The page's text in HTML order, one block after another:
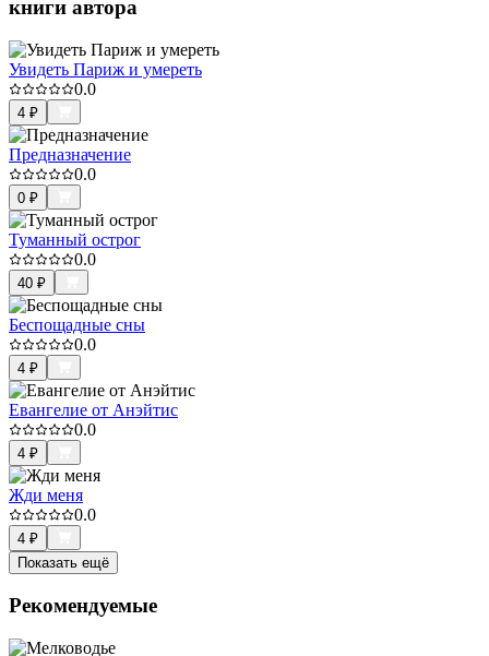
книги автора
Увидеть Париж и умереть
0.0
4 ₽
Предназначение
0.0
0 ₽
Туманный острог
0.0
40 ₽
Беспощадные сны
0.0
4 ₽
Евангелие от Анэйтис
0.0
4 ₽
Жди меня
0.0
4 ₽
Показать ещё
Рекомендуемые